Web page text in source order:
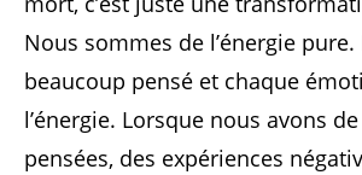
Nous sommes de l’énergie
beaucoup pensé et chaque
l’énergie. Lorsque nous avons
pensées, des expériences